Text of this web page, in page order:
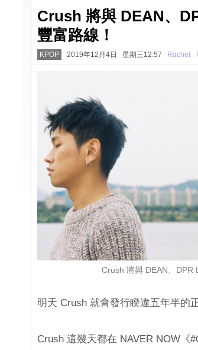
Crush 將與 DEAN、
豐富路線！
KPOP 2019年12月4日 星期三12:57 Rachel
Crush 將與 DEAN、DPR
明天 Crush 就會發行睽違五年半的
Crush 這幾天都在 NAVER NOW《